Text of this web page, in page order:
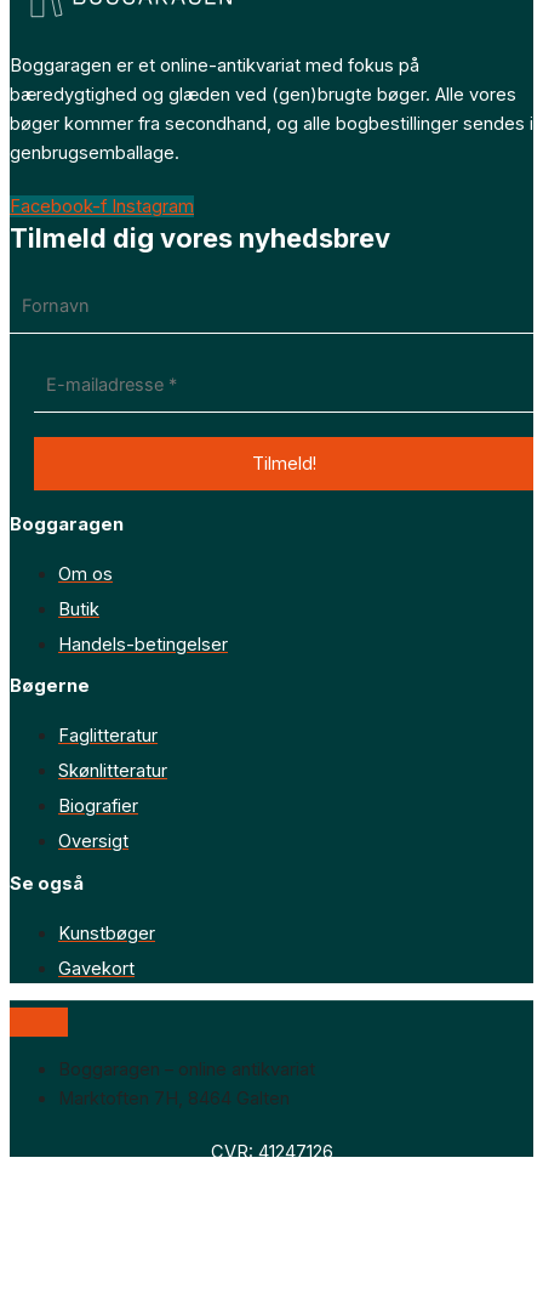
Boggaragen er et online-antikvariat med fokus på
bæredygtighed og glæden ved (gen)brugte bøger. Alle vores
bøger kommer fra secondhand, og alle bogbestillinger sendes i
genbrugsemballage.
Facebook-f Instagram
Tilmeld dig vores nyhedsbrev
Boggaragen
Om os
Butik
Handels-betingelser
Bøgerne
Faglitteratur
Skønlitteratur
Biografier
Oversigt
Se også
Kunstbøger
Gavekort
Boggaragen – online antikvariat
Marktoften 7H, 8464 Galten
CVR: 41247126